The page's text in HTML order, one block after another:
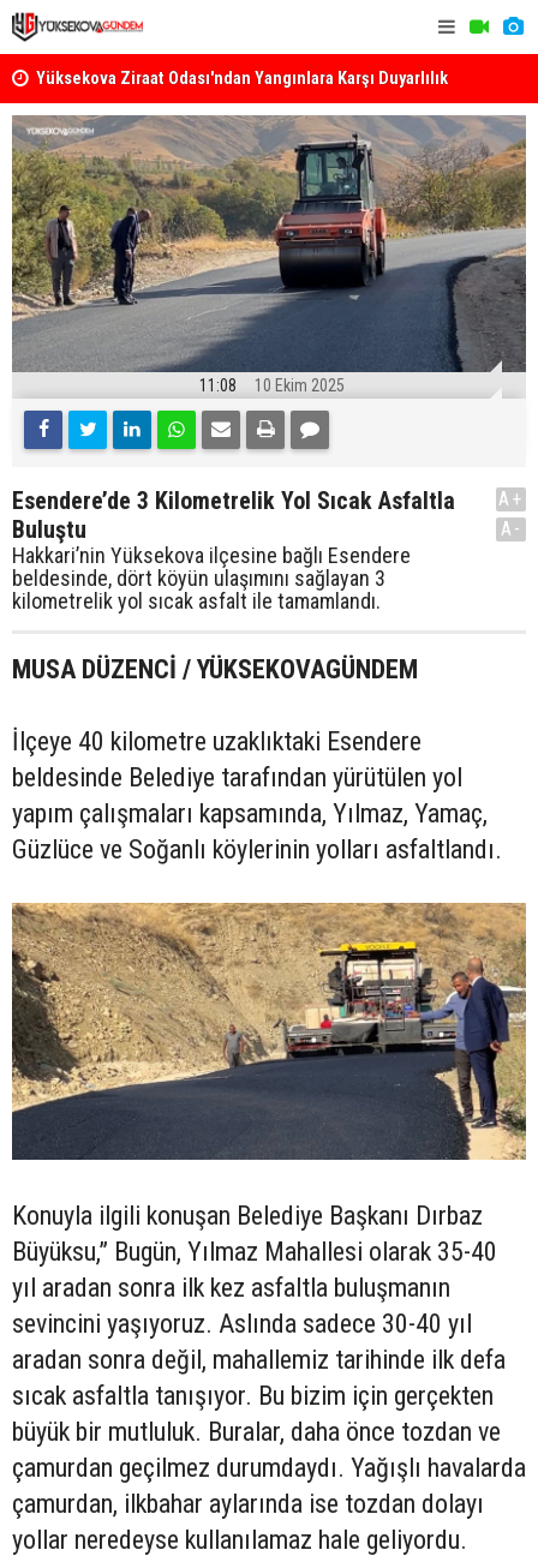
Yüksekova Ziraat Odası'ndan Yangınlara Karşı Duyarlılık
Çağrısı
11:08 10 Ekim 2025
Esendere’de 3 Kilometrelik Yol Sıcak Asfaltla
Buluştu
Hakkari’nin Yüksekova ilçesine bağlı Esendere
beldesinde, dört köyün ulaşımını sağlayan 3
kilometrelik yol sıcak asfalt ile tamamlandı.
A+
A-
MUSA DÜZENCİ / YÜKSEKOVAGÜNDEM
İlçeye 40 kilometre uzaklıktaki Esendere
beldesinde Belediye tarafından yürütülen yol
yapım çalışmaları kapsamında, Yılmaz, Yamaç,
Güzlüce ve Soğanlı köylerinin yolları asfaltlandı.
Konuyla ilgili konuşan Belediye Başkanı Dırbaz
Büyüksu,” Bugün, Yılmaz Mahallesi olarak 35-40
yıl aradan sonra ilk kez asfaltla buluşmanın
sevincini yaşıyoruz. Aslında sadece 30-40 yıl
aradan sonra değil, mahallemiz tarihinde ilk defa
sıcak asfaltla tanışıyor. Bu bizim için gerçekten
büyük bir mutluluk. Buralar, daha önce tozdan ve
çamurdan geçilmez durumdaydı. Yağışlı havalarda
çamurdan, ilkbahar aylarında ise tozdan dolayı
yollar neredeyse kullanılamaz hale geliyordu.